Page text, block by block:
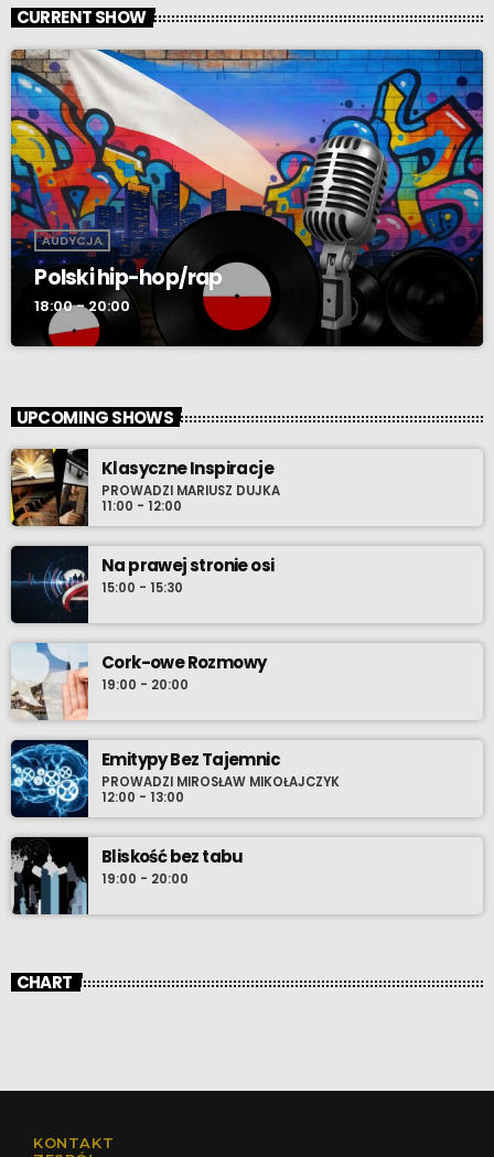
CURRENT SHOW
AUDYCJA
Polski hip-hop/rap
18:00 - 20:00
UPCOMING SHOWS
Klasyczne Inspiracje
PROWADZI MARIUSZ DUJKA
11:00 - 12:00
Na prawej stronie osi
15:00 - 15:30
Cork-owe Rozmowy
19:00 - 20:00
Emitypy Bez Tajemnic
PROWADZI MIROSŁAW MIKOŁAJCZYK
12:00 - 13:00
Bliskość bez tabu
19:00 - 20:00
CHART
KONTAKT